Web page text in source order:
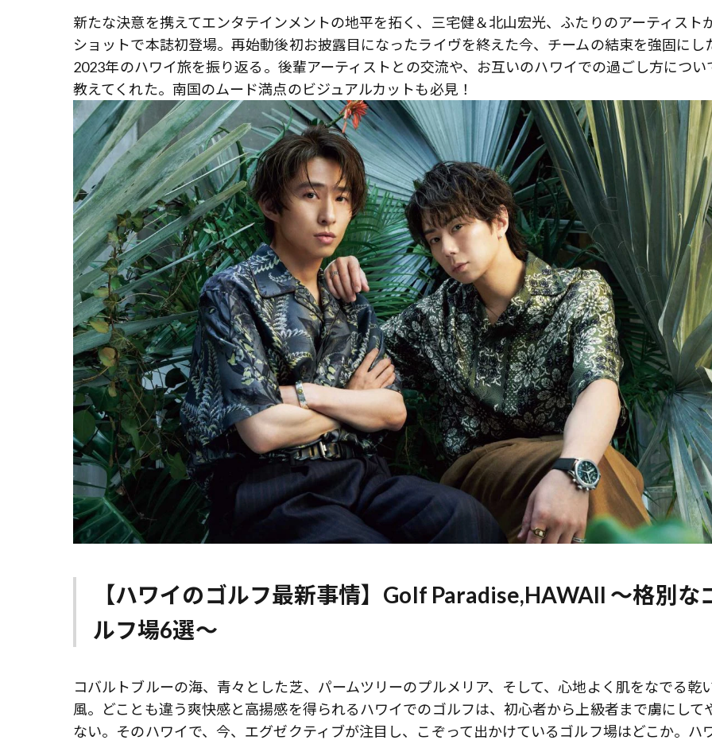
新たな決意を携えてエンタテインメントの地平を拓く、三宅健＆北山宏光、ふたりのアーティスト
ショットで本誌初登場。再始動後初お披露目になったライヴを終えた今、チームの結束を強固にし
2023年のハワイ旅を振り返る。後輩アーティストとの交流や、お互いのハワイでの過ごし方につい
教えてくれた。南国のムード満点のビジュアルカットも必見！
【ハワイのゴルフ最新事情】Golf Paradise,HAWAII 〜格別な
ルフ場6選〜
コバルトブルーの海、青々とした芝、パームツリーのプルメリア、そして、心地よく肌をなでる乾
風。どことも違う爽快感と高揚感を得られるハワイでのゴルフは、初心者から上級者まで虜にして
ない。そのハワイで、今、エグゼクティブが注目し、こぞって出かけているゴルフ場はどこか。ハ